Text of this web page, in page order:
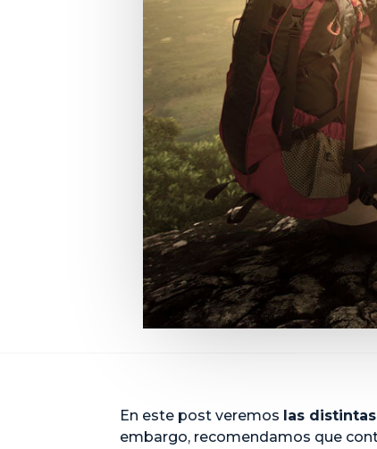
En este post veremos las
embargo, recomendamos que